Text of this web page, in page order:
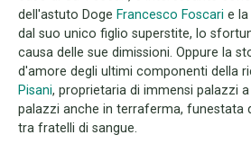
dell'astuto Doge Francesco Foscari e
dal suo unico figlio superstite, lo
causa delle sue dimissioni. Oppure la
d'amore degli ultimi componenti della
Pisani, proprietaria di immensi palazzi
palazzi anche in terraferma, funestata
tra fratelli di sangue.